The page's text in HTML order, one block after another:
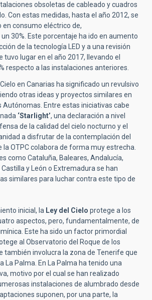
obsoletas de cableado y cuadros
Con estas medidas, hasta el año 2012, se
en consumo eléctrico de,
30%. Este porcentaje ha ido en aumento
de la tecnología LED y a una revisión
tuvo lugar en el año 2017, llevando el
respecto a las instalaciones anteriores.
en Canarias ha significado un revulsivo
otras ideas y proyectos similares en
Autónomas. Entre estas iniciativas cabe
‘Starlight’, una declaración a nivel
de la calidad del cielo nocturno y el
a disfrutar de la contemplación del
la OTPC colabora de forma muy estrecha.
como Cataluña, Baleares, Andalucía,
y León o Extremadura se han
similares para luchar contra este tipo de
inicial, la Ley del Cielo protege a los
aspectos, pero, fundamentalmente, de
Este ha sido un factor primordial
al Observatorio del Roque de los
también involucra la zona de Tenerife que
La Palma. En La Palma ha tenido una
motivo por el cual se han realizado
instalaciones de alumbrado desde
suponen, por una parte, la